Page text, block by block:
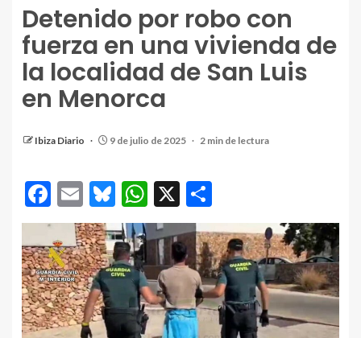
Detenido por robo con
fuerza en una vivienda de
la localidad de San Luis
en Menorca
Ibiza Diario 9 de julio de 2025 2 min de lectura
Facebook
EmailBluesky
WhatsApp
X